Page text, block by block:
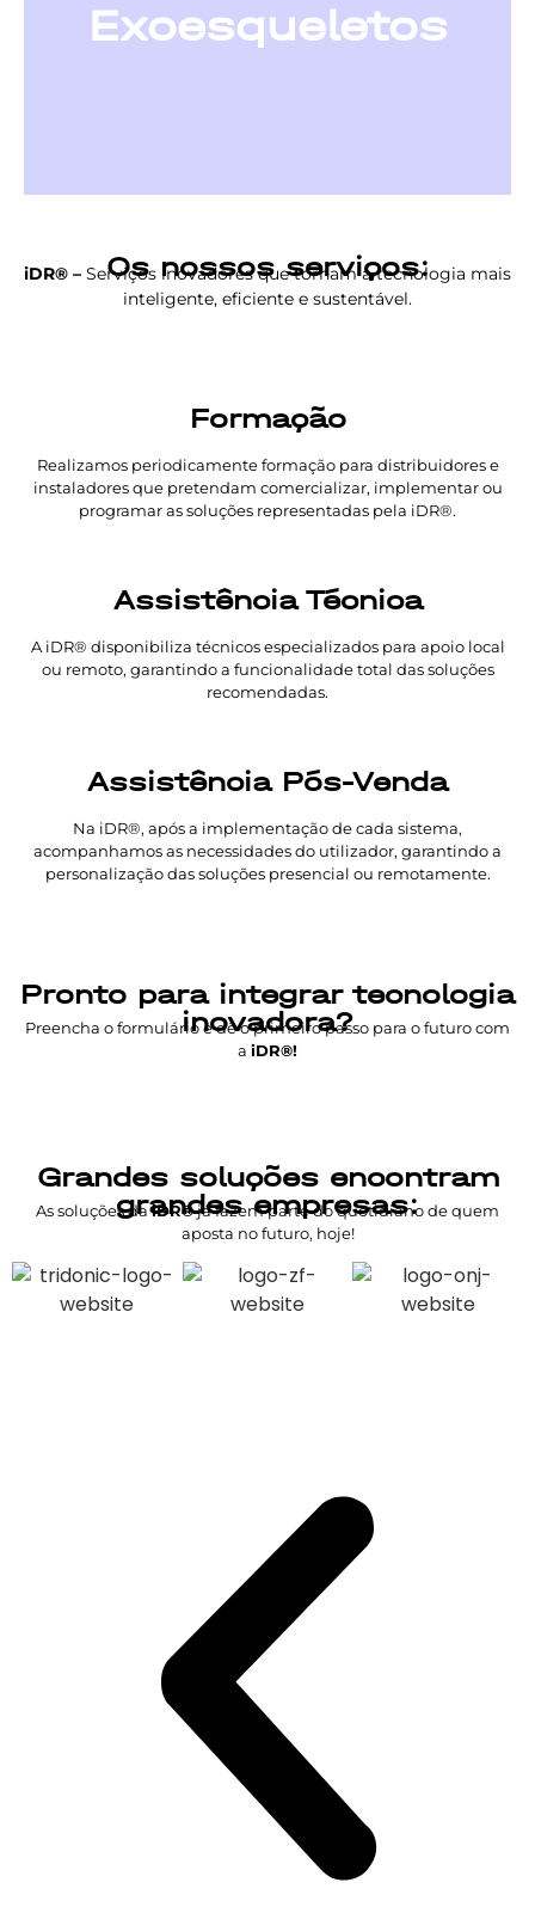
Exoesqueletos
Os nossos serviços:
iDR® – Serviços inovadores que tornam a tecnologia mais
inteligente, eficiente e sustentável.
Formação
Realizamos periodicamente formação para distribuidores e
instaladores que pretendam comercializar, implementar ou
programar as soluções representadas pela iDR®.
Assistência Técnica
A iDR® disponibiliza técnicos especializados para apoio local
ou remoto, garantindo a funcionalidade total das soluções
recomendadas.
Assistência Pós-Venda
Na iDR®, após a implementação de cada sistema,
acompanhamos as necessidades do utilizador, garantindo a
personalização das soluções presencial ou remotamente.
Pronto para integrar tecnologia
inovadora?
Preencha o formulário e dê o primeiro passo para o futuro com
a iDR®!
Grandes soluções encontram
grandes empresas:
As soluções daiDR®já fazem parte do quotidiano de quem
aposta no futuro, hoje!